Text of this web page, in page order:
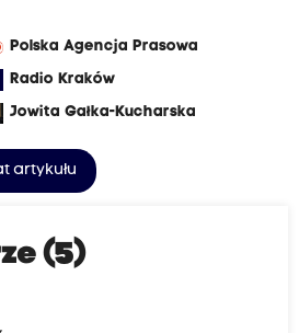
Polska Agencja Prasowa
Radio Kraków
Jowita Gałka-Kucharska
artykułu
(5)